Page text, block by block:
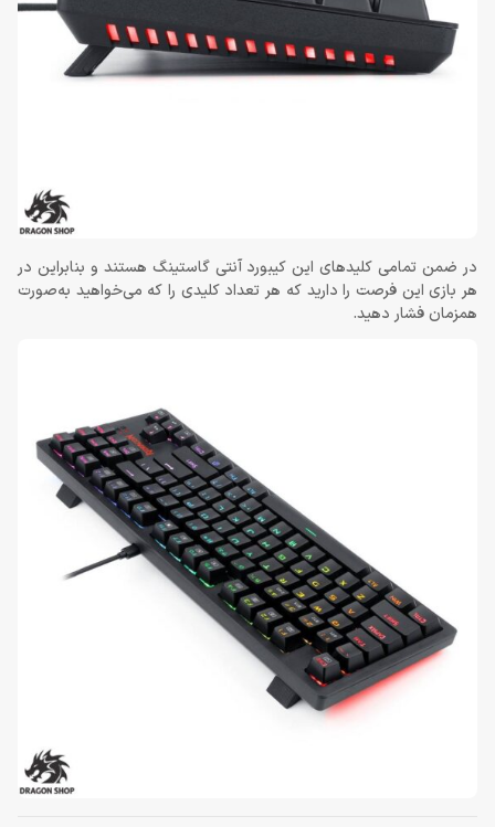
در ضمن تمامی کلیدهای این کیبورد آنتی گاستینگ هستند و بنابراین در
هر بازی این فرصت را دارید که هر تعداد کلیدی را که می‌خواهید به‌صورت
همزمان فشار دهید.